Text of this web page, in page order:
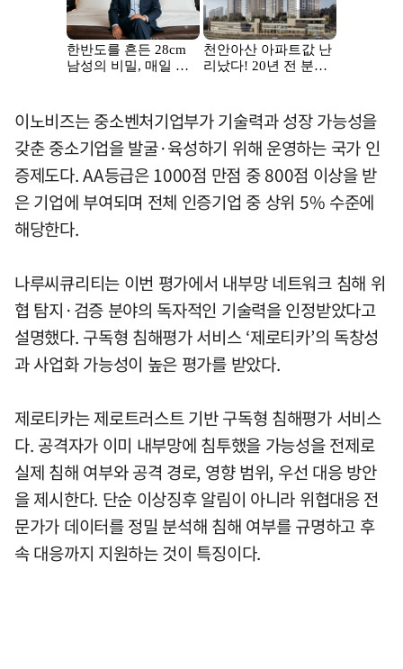
이노비즈는 중소벤처기업부가 기술력과 성장 가능성을
갖춘 중소기업을 발굴·육성하기 위해 운영하는 국가 인
증제도다. AA등급은 1000점 만점 중 800점 이상을 받
은 기업에 부여되며 전체 인증기업 중 상위 5% 수준에
해당한다.
나루씨큐리티는 이번 평가에서 내부망 네트워크 침해 위
협 탐지·검증 분야의 독자적인 기술력을 인정받았다고
설명했다. 구독형 침해평가 서비스 ‘제로티카’의 독창성
과 사업화 가능성이 높은 평가를 받았다.
제로티카는 제로트러스트 기반 구독형 침해평가 서비스
다. 공격자가 이미 내부망에 침투했을 가능성을 전제로
실제 침해 여부와 공격 경로, 영향 범위, 우선 대응 방안
을 제시한다. 단순 이상징후 알림이 아니라 위협대응 전
문가가 데이터를 정밀 분석해 침해 여부를 규명하고 후
속 대응까지 지원하는 것이 특징이다.